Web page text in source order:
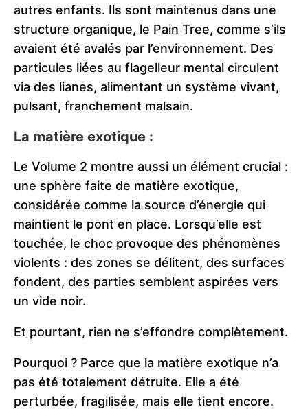
autres enfants. Ils sont maintenus dans une
structure organique, le Pain Tree, comme s’ils
avaient été avalés par l’environnement. Des
particules liées au flagelleur mental circulent
via des lianes, alimentant un système vivant,
pulsant, franchement malsain.
La matière exotique :
Le Volume 2 montre aussi un élément crucial :
une sphère faite de matière exotique,
considérée comme la source d’énergie qui
maintient le pont en place. Lorsqu’elle est
touchée, le choc provoque des phénomènes
violents : des zones se délitent, des surfaces
fondent, des parties semblent aspirées vers
un vide noir.
Et pourtant, rien ne s’effondre complètement.
Pourquoi ? Parce que la matière exotique n’a
pas été totalement détruite. Elle a été
perturbée, fragilisée, mais elle tient encore.